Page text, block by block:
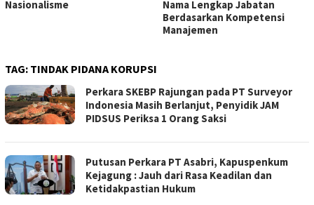
Nasionalisme
Nama Lengkap Jabatan
Berdasarkan Kompetensi
Manajemen
TAG: TINDAK PIDANA KORUPSI
Perkara SKEBP Rajungan pada PT Surveyor
Indonesia Masih Berlanjut, Penyidik JAM
PIDSUS Periksa 1 Orang Saksi
Putusan Perkara PT Asabri, Kapuspenkum
Kejagung : Jauh dari Rasa Keadilan dan
Ketidakpastian Hukum